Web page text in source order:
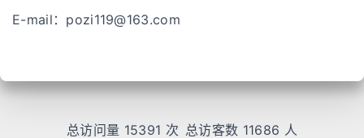
E-mail： pozi119@163.com
总访问量 15391 次 总访客数 11686 人